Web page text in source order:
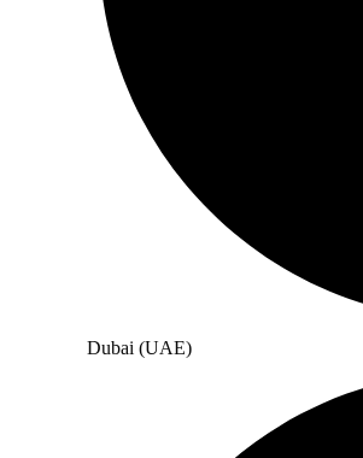
Dubai (UAE)